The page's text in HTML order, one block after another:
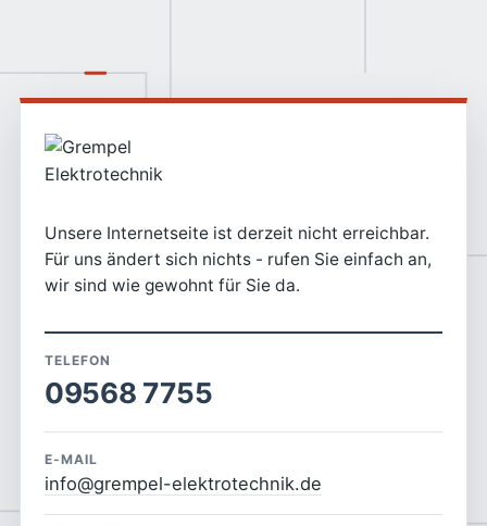
Unsere Internetseite ist derzeit nicht erreichbar.
Für uns ändert sich nichts - rufen Sie einfach an,
wir sind wie gewohnt für Sie da.
TELEFON
09568 7755
E-MAIL
info@grempel-elektrotechnik.de